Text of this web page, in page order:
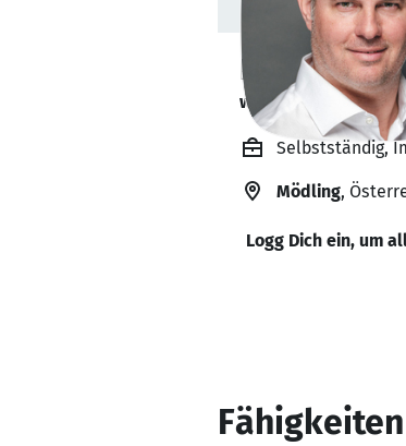
Dipl.-Ing.
Selbstständig,
Mödling,
Logg Dich ein, um